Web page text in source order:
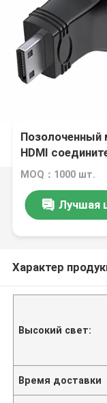
Позолоченный
HDMI
видеокамеры
MOQ：1000 шт.
Лучшая
Характер
Высокий свет:
Время доставки